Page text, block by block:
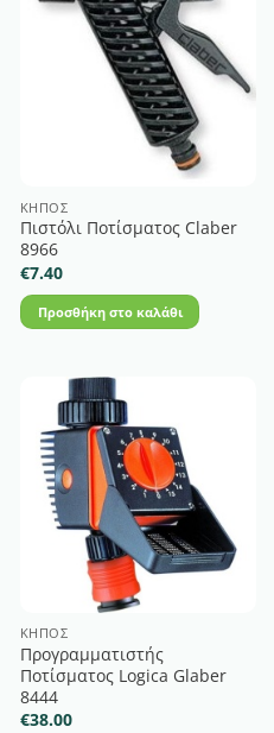
ΚΉΠΟΣ
Πιστόλι Ποτίσματος Claber
8966
€7.40
Προσθήκη στο καλάθι
ΚΉΠΟΣ
Προγραμματιστής
Ποτίσματος Logica Glaber
8444
€38.00